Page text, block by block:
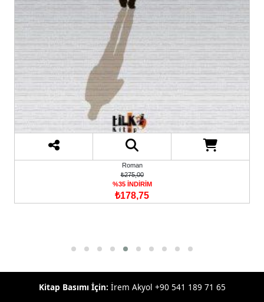
Roman
₺275,00
%35 İNDİRİM
₺178,75
Kitap Basımı İçin: İrem Akyol +90 541 189 71 65